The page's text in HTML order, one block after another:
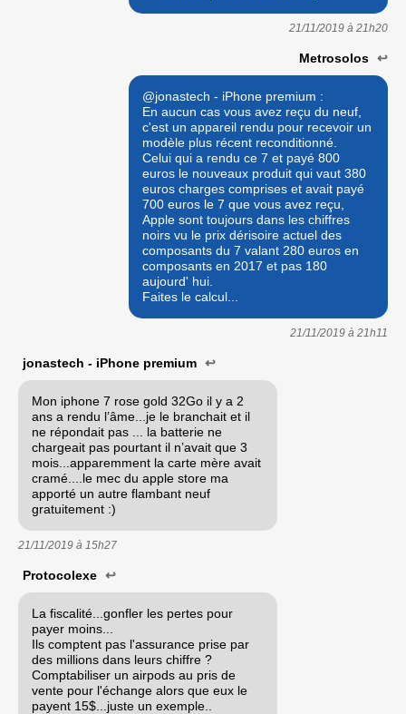
21/11/2019 à 21h20
Metrosolos ↩
@jonastech - iPhone premium :
En aucun cas vous avez reçu du neuf,
c'est un appareil rendu pour recevoir un
modèle plus récent reconditionné.
Celui qui a rendu ce 7 et payé 800
euros le nouveaux produit qui vaut 380
euros charges comprises et avait payé
700 euros le 7 que vous avez reçu,
Apple sont toujours dans les chiffres
noirs vu le prix dérisoire actuel des
composants du 7 valant 280 euros en
composants en 2017 et pas 180
aujourd' hui.
Faites le calcul...
21/11/2019 à 21h11
jonastech - iPhone premium ↩
Mon iphone 7 rose gold 32Go il y a 2
ans a rendu l’âme...je le branchait et il
ne répondait pas ... la batterie ne
chargeait pas pourtant il n’avait que 3
mois...apparemment la carte mère avait
cramé....le mec du apple store ma
apporté un autre flambant neuf
gratuitement :)
21/11/2019 à 15h27
Protocolexe ↩
La fiscalité...gonfler les pertes pour
payer moins...
Ils comptent pas l'assurance prise par
des millions dans leurs chiffre ?
Comptabiliser un airpods au pris de
vente pour l'échange alors que eux le
payent 15$...juste un exemple..